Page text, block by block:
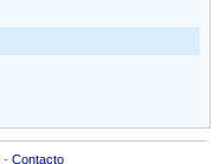
- Contacto